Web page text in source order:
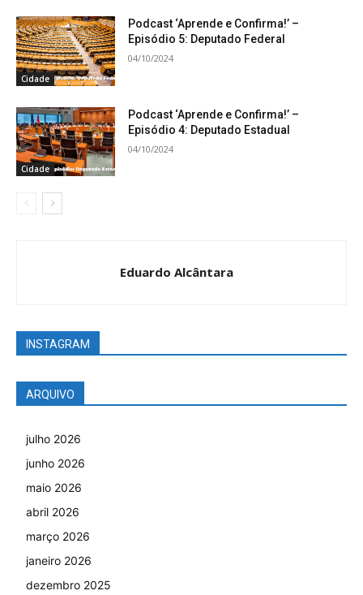
Cidade
Podcast ‘Aprende e Confirma!’ –
Episódio 5: Deputado Federal
04/10/2024
Cidade
Podcast ‘Aprende e Confirma!’ –
Episódio 4: Deputado Estadual
04/10/2024
Eduardo Alcântara
INSTAGRAM
ARQUIVO
julho 2026
junho 2026
maio 2026
abril 2026
março 2026
janeiro 2026
dezembro 2025